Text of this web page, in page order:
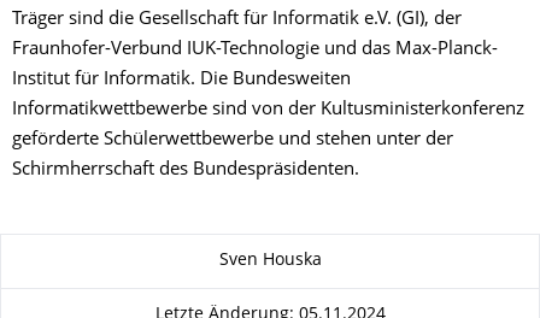
Träger sind die Gesellschaft für Informatik e.V. (GI), der
Fraunhofer-Verbund IUK-Technologie und das Max-Planck-
Institut für Informatik. Die Bundesweiten
Informatikwettbewerbe sind von der Kultusministerkonferenz
geförderte Schülerwettbewerbe und stehen unter der
Schirmherrschaft des Bundespräsidenten.
Sven Houska